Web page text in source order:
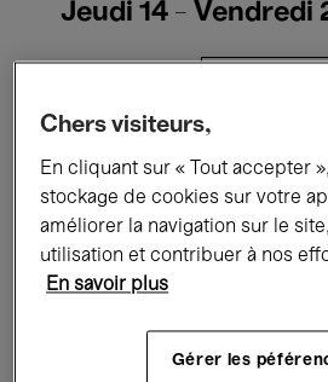
Jeudi 14 - Vendredi
Tous les événements
Expositions
Rencontres & Débats
Musique classique
Chers visiteurs,
En cliquant sur « Tout accepter
stockage de cookies sur votre
améliorer la navigation sur le
utilisation et contribuer à nos
En savoir plus
Gérer les